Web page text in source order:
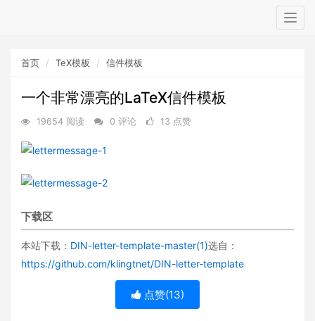
首页 TeX模板 信件模板
一个非常漂亮的LaTeX信件模板
19654 阅读 0 评论 13 点赞
下载区
本站下载： DIN-letter-template-master(1)选自：
https://github.com/klingtnet/DIN-letter-template
点赞(13)